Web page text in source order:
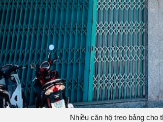
Nhiều căn hộ treo bảng cho